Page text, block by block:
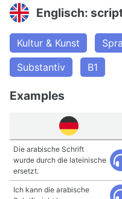
Englisch:
Kultur & Kunst
Substantiv
B1
Examples
Die arabische Schrift
wurde durch die lateinische
ersetzt.
Ich kann die arabische